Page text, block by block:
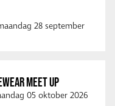
28 september
MEET UP
05 oktober 2026